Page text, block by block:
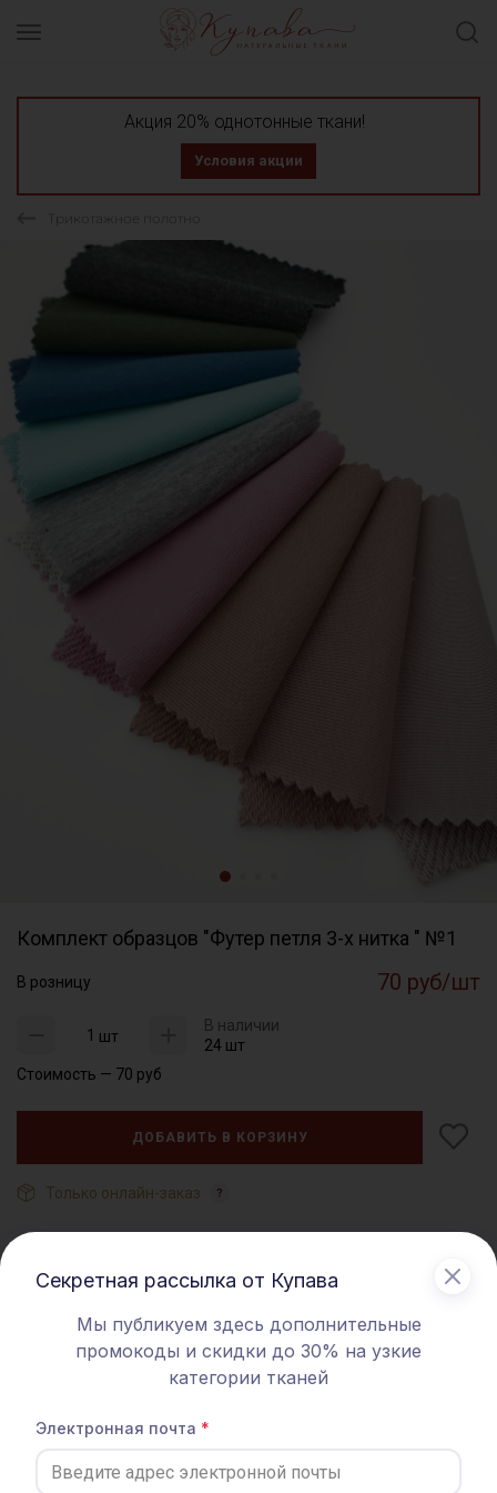
Акция 20% однотонные ткани!
Условия акции
Трикотажное полотно
Комплект образцов "Футер петля 3-х нитка " №1
В розницу 70 руб/шт
шт
В наличии
24 шт
Стоимость — 70 руб
ДОБАВИТЬ В КОРЗИНУ
Только онлайн-заказ
Тип ткани
Комплекты образцов ткани
Футер 3-х нитка петля
Описание
Секретная рассылка от Купава
Мы публикуем здесь дополнительные
промокоды и скидки до 30% на узкие
категории тканей
Электронная почта